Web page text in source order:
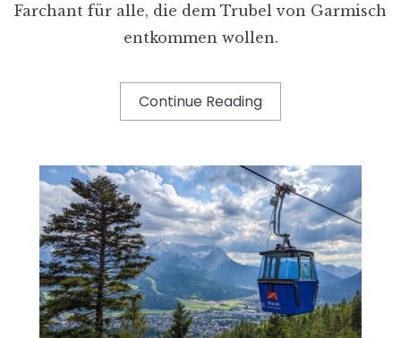
Farchant für alle, die dem Trubel von Garmisch
entkommen wollen.
Continue Reading